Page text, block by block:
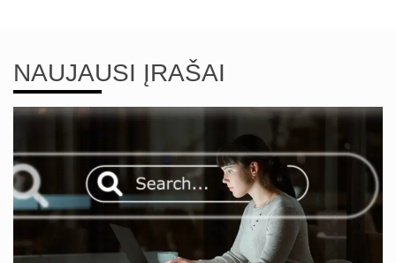
NAUJAUSI ĮRAŠAI